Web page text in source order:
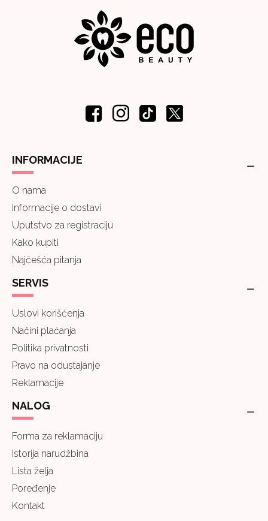
INFORMACIJE
O nama
Informacije o dostavi
Uputstvo za registraciju
Kako kupiti
Najčešća pitanja
SERVIS
Uslovi korišćenja
Načini plaćanja
Politika privatnosti
Pravo na odustajanje
Reklamacije
NALOG
Forma za reklamaciju
Istorija narudžbina
Lista želja
Poređenje
Kontakt